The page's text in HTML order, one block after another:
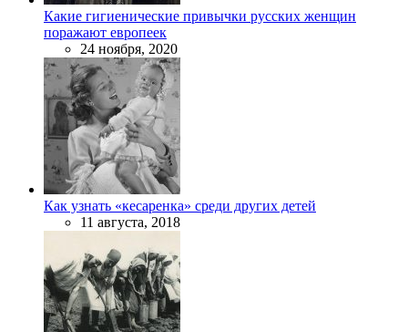
Какие гигиенические привычки русских женщин
поражают европеек
24 ноября, 2020
Как узнать «кесаренка» среди других детей
11 августа, 2018